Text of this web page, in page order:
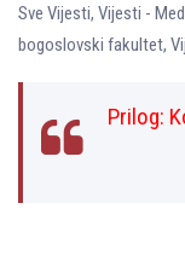
Sve Vijesti, Vijesti -
bogoslovski fakultet,
Prilog: